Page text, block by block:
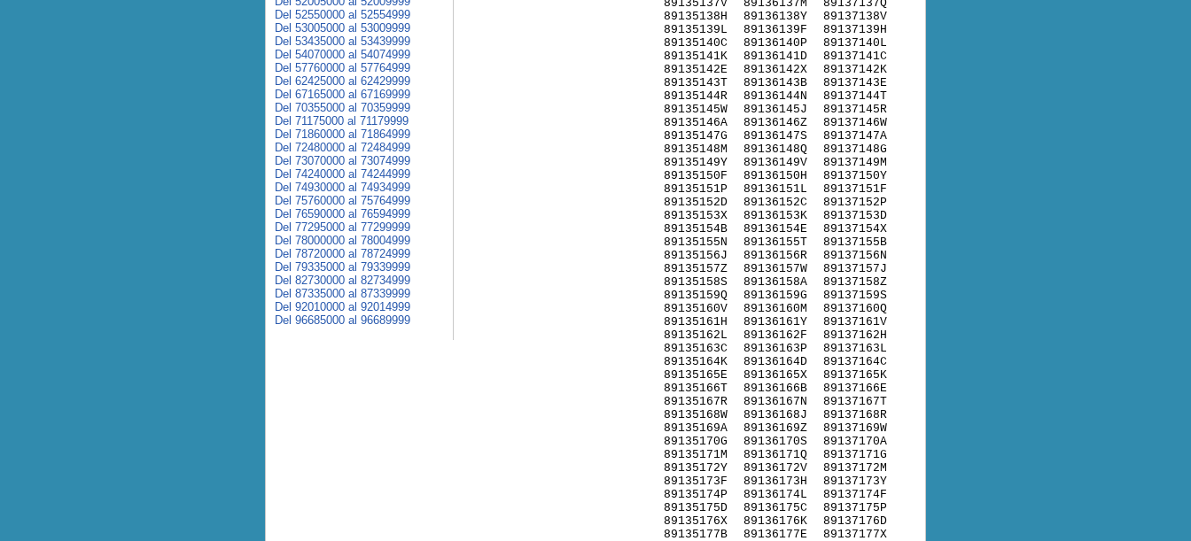
89135137V
89135138H
89135139L
89135140C
89135141K
89135142E
89135143T
89135144R
89135145W
89135146A
89135147G
89135148M
89135149Y
89135150F
89135151P
89135152D
89135153X
89135154B
89135155N
89135156J
89135157Z
89135158S
89135159Q
89135160V
89135161H
89135162L
89135163C
89135164K
89135165E
89135166T
89135167R
89135168W
89135169A
89135170G
89135171M
89135172Y
89135173F
89135174P
89135175D
89135176X
89135177B
89136137M
89136138Y
89136139F
89136140P
89136141D
89136142X
89136143B
89136144N
89136145J
89136146Z
89136147S
89136148Q
89136149V
89136150H
89136151L
89136152C
89136153K
89136154E
89136155T
89136156R
89136157W
89136158A
89136159G
89136160M
89136161Y
89136162F
89136163P
89136164D
89136165X
89136166B
89136167N
89136168J
89136169Z
89136170S
89136171Q
89136172V
89136173H
89136174L
89136175C
89136176K
89136177E
89137137Q
89137138V
89137139H
89137140L
89137141C
89137142K
89137143E
89137144T
89137145R
89137146W
89137147A
89137148G
89137149M
89137150Y
89137151F
89137152P
89137153D
89137154X
89137155B
89137156N
89137157J
89137158Z
89137159S
89137160Q
89137161V
89137162H
89137163L
89137164C
89137165K
89137166E
89137167T
89137168R
89137169W
89137170A
89137171G
89137172M
89137173Y
89137174F
89137175P
89137176D
89137177X
Del 52550000 al 52554999
Del 53005000 al 53009999
Del 53435000 al 53439999
Del 54070000 al 54074999
Del 57760000 al 57764999
Del 62425000 al 62429999
Del 67165000 al 67169999
Del 70355000 al 70359999
Del 71175000 al 71179999
Del 71860000 al 71864999
Del 72480000 al 72484999
Del 73070000 al 73074999
Del 74240000 al 74244999
Del 74930000 al 74934999
Del 75760000 al 75764999
Del 76590000 al 76594999
Del 77295000 al 77299999
Del 78000000 al 78004999
Del 78720000 al 78724999
Del 79335000 al 79339999
Del 82730000 al 82734999
Del 87335000 al 87339999
Del 92010000 al 92014999
Del 96685000 al 96689999